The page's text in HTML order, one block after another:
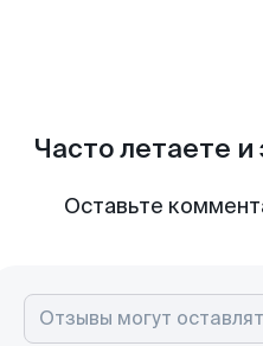
Часто летаете
Оставьте